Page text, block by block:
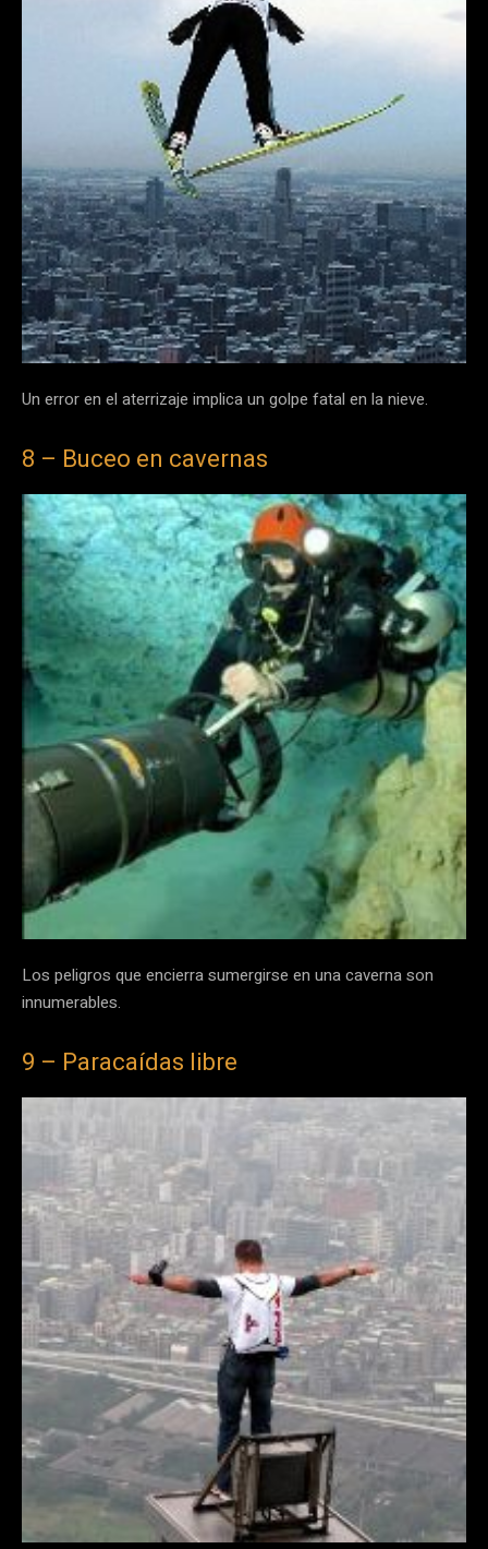
Un error en el aterrizaje implica un golpe fatal en la nieve.
8 – Buceo en cavernas
Los peligros que encierra sumergirse en una caverna son
innumerables.
9 – Paracaídas libre